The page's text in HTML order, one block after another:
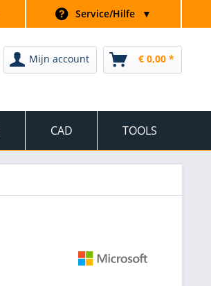
Service/Hilfe ▼
Mijn account € 0,00 *
CAD TOOLS